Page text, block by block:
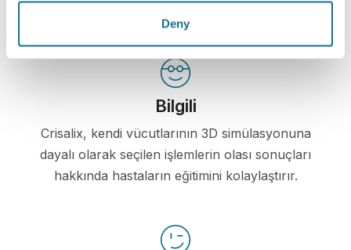
Deny
Bilgili
Crisalix, kendi vücutlarının 3D simülasyonuna
dayalı olarak seçilen işlemlerin olası sonuçları
hakkında hastaların eğitimini kolaylaştırır.